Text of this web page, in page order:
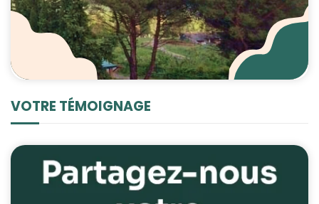
VOTRE TÉMOIGNAGE